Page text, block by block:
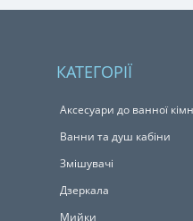
КАТЕГОРІЇ
Аксесуари до ванної
Ванни та душ кабіни
Змішувачі
Дзеркала
Мийки